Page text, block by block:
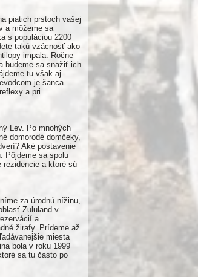
piatich prstoch vašej
a môžeme sa
s populáciou 2200
takú vzácnosť ako
impala. Ročne
budeme sa snažiť ich
tu však aj
je šanca
a pri
Lev. Po mnohých
domorodé domčeky,
Aké postavenie
Pôjdeme sa spolu
a ktoré sú
za úrodnú nížinu,
Zululand v
a
žirafy. Prídeme až
miesta
bola v roku 1999
sa tu často po